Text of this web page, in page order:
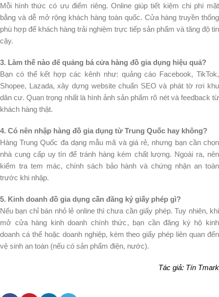
Mỗi hình thức có ưu điểm riêng. Online giúp tiết kiệm chi phí mặt
bằng và dễ mở rộng khách hàng toàn quốc. Cửa hàng truyền thống
phù hợp để khách hàng trải nghiệm trực tiếp sản phẩm và tăng độ tin
cậy.
3. Làm thế nào để quảng bá cửa hàng đồ gia dụng hiệu quả?
Bạn có thể kết hợp các kênh như: quảng cáo Facebook, TikTok,
Shopee, Lazada, xây dựng website chuẩn SEO và phát tờ rơi khu
dân cư. Quan trọng nhất là hình ảnh sản phẩm rõ nét và feedback từ
khách hàng thật.
4. Có nên nhập hàng đồ gia dụng từ Trung Quốc hay không?
Hàng Trung Quốc đa dạng mẫu mã và giá rẻ, nhưng bạn cần chọn
nhà cung cấp uy tín để tránh hàng kém chất lượng. Ngoài ra, nên
kiểm tra tem mác, chính sách bảo hành và chứng nhận an toàn
trước khi nhập.
5. Kinh doanh đồ gia dụng cần đăng ký giấy phép gì?
Nếu bạn chỉ bán nhỏ lẻ online thì chưa cần giấy phép. Tuy nhiên, khi
mở cửa hàng kinh doanh chính thức, bạn cần đăng ký hộ kinh
doanh cá thể hoặc doanh nghiệp, kèm theo giấy phép liên quan đến
vệ sinh an toàn (nếu có sản phẩm điện, nước).
Tác giả: Tín Tmark